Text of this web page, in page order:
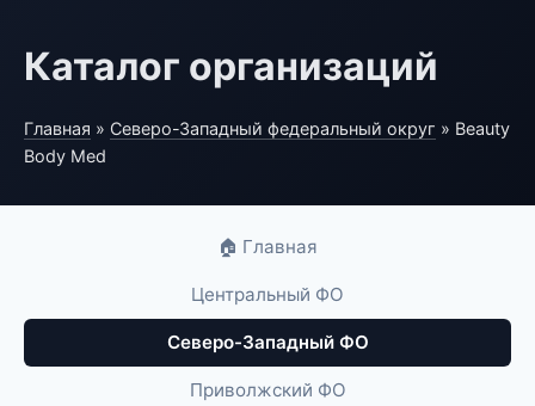
Каталог организаций
Главная » Северо-Западный федеральный округ » Beauty
Body Med
🏠 Главная
Центральный ФО
Северо-Западный ФО
Приволжский ФО